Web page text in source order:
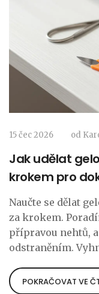
15 čec 2026 od
Jak udělat
krokem pro
Naučte se dělat
za krokem.
přípravou nehtů,
odstraněním.
POKRAČOVAT VE